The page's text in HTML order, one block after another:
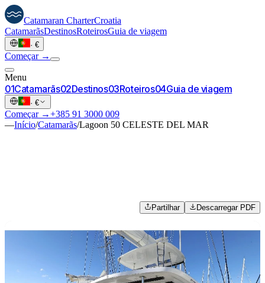
Catamaran CharterCroatia
CatamarãsDestinosRoteirosGuia de viagem
· €
Começar →
Menu
01Catamarãs02Destinos03Roteiros04Guia de viagem
· €
Começar →+385 91 3000 009
—Início/Catamarãs/Lagoon 50 CELESTE DEL MAR
Partilhar Descarregar PDF